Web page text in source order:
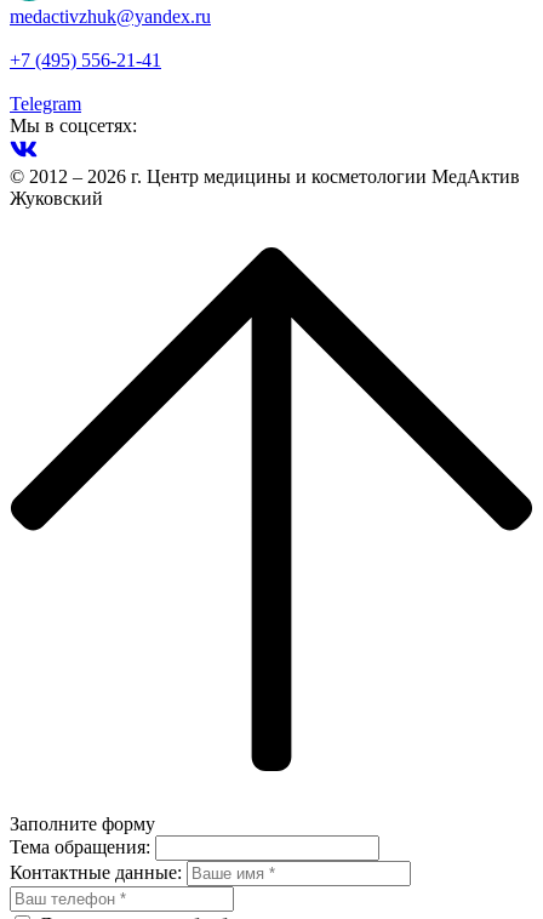
medactivzhuk@yandex.ru
+7 (495) 556-21-41
Telegram
Мы в соцсетях:
© 2012 – 2026 г. Центр медицины и косметологии МедАктив
Жуковский
Заполните форму
Тема обращения:
Контактные данные: